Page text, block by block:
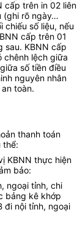
cấp trên in 02 liên
(ghi rõ ngày…
số liệu, nếu
cấp trên 01
sau. KBNN cấp
chênh lệch giữa
số tiền điều
nguyên nhân
toàn.
thanh toán
thể:
KBNN thực hiện
bảo:
ngoại tỉnh, chi
bảng kê khớp
đi nội tỉnh, ngoại